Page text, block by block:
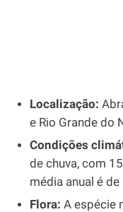
Localização:
e Rio Grande do
Condições
de chuva, com
média anual é de
Flora: A espécie